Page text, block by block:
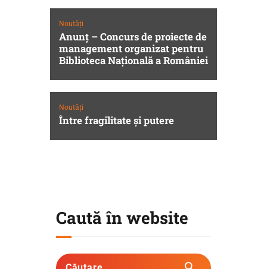
Noutăți
Anunț – Concurs de proiecte de
management organizat pentru
Biblioteca Naţională a României
Noutăți
Între fragilitate şi putere
Caută în website